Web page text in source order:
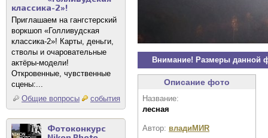
классика-2»!
Приглашаем на гангстерский
воркшоп «Голливудская
классика-2»! Карты, деньги,
стволы и очаровательные
актёры-модели!
Откровенные, чувственные
сцены:...
Общие вопросы
события
Фотоконкурс
Внимание! Размеры данной
Описание фото
Название:
лесная
Автор: владиМИR